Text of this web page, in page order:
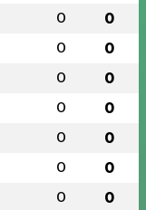
0 0
0 0
0 0
0 0
0 0
0 0
0 0